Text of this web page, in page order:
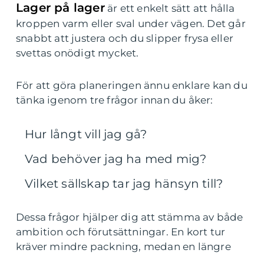
Lager på lagerär ett enkelt sätt att hålla
kroppen varm eller sval under vägen. Det går
snabbt att justera och du slipper frysa eller
svettas onödigt mycket.
För att göra planeringen ännu enklare kan du
tänka igenom tre frågor innan du åker:
Hur långt vill jag gå?
Vad behöver jag ha med mig?
Vilket sällskap tar jag hänsyn till?
Dessa frågor hjälper dig att stämma av både
ambition och förutsättningar. En kort tur
kräver mindre packning, medan en längre